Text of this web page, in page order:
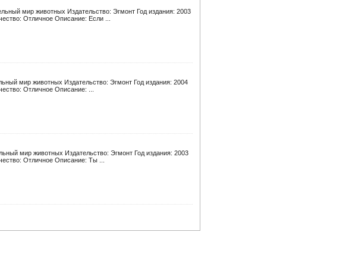
мир животных Издательство: Эгмонт Год издания: 2003
Отличное Описание: Если ...
мир животных Издательство: Эгмонт Год издания: 2004
Отличное Описание: ...
мир животных Издательство: Эгмонт Год издания: 2003
Отличное Описание: Ты ...